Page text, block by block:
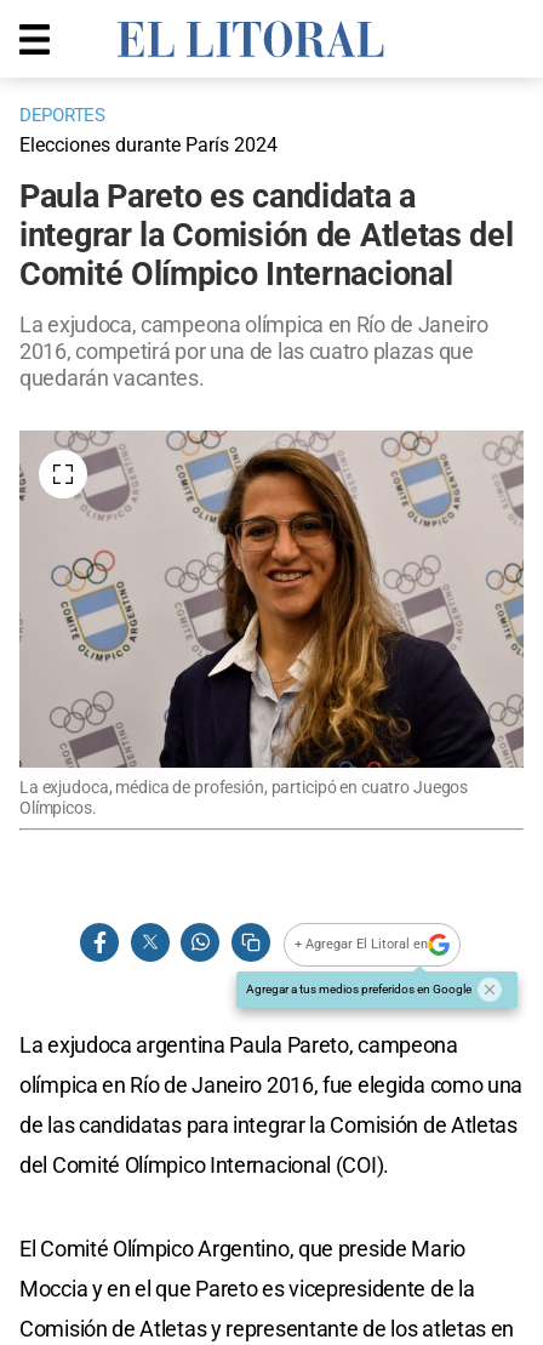
DEPORTES
Elecciones durante París 2024
Paula Pareto es candidata a
integrar la Comisión de Atletas del
Comité Olímpico Internacional
La exjudoca, campeona olímpica en Río de Janeiro
2016, competirá por una de las cuatro plazas que
quedarán vacantes.
La exjudoca, médica de profesión, participó en cuatro Juegos
Olímpicos.
+ Agregar El Litoral en
Agregar a tus medios preferidos en Google
La exjudoca argentina Paula Pareto, campeona
olímpica en Río de Janeiro 2016, fue elegida como una
de las candidatas para integrar la Comisión de Atletas
del Comité Olímpico Internacional (COI).
El Comité Olímpico Argentino, que preside Mario
Moccia y en el que Pareto es vicepresidente de la
Comisión de Atletas y representante de los atletas en